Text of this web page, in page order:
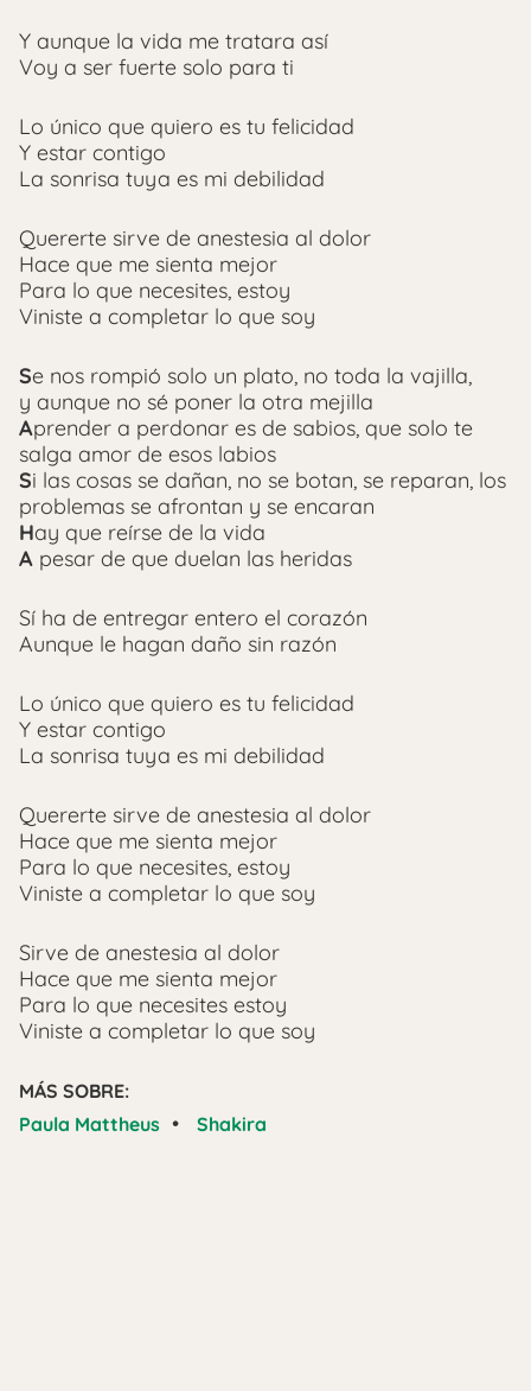
Y aunque la vida me tratara así
Voy a ser fuerte solo para ti
Lo único que quiero es tu felicidad
Y estar contigo
La sonrisa tuya es mi debilidad
Quererte sirve de anestesia al dolor
Hace que me sienta mejor
Para lo que necesites, estoy
Viniste a completar lo que soy
Se nos rompió solo un plato, no toda la vajilla,
y aunque no sé poner la otra mejilla
Aprender a perdonar es de sabios, que solo te
salga amor de esos labios
Si las cosas se dañan, no se botan, se reparan, los
problemas se afrontan y se encaran
Hay que reírse de la vida
A pesar de que duelan las heridas
Sí ha de entregar entero el corazón
Aunque le hagan daño sin razón
Lo único que quiero es tu felicidad
Y estar contigo
La sonrisa tuya es mi debilidad
Quererte sirve de anestesia al dolor
Hace que me sienta mejor
Para lo que necesites, estoy
Viniste a completar lo que soy
Sirve de anestesia al dolor
Hace que me sienta mejor
Para lo que necesites estoy
Viniste a completar lo que soy
MÁS SOBRE:
Paula Mattheus • Shakira